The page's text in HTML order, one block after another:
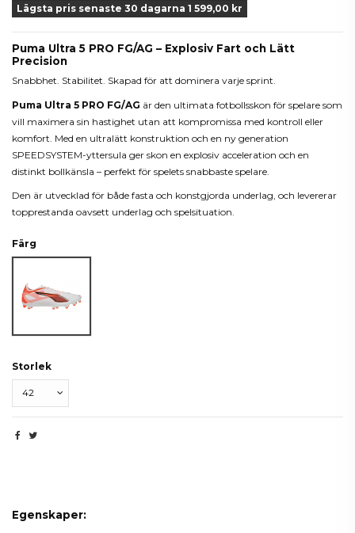
Lägsta pris senaste 30 dagarna 1 599,00 kr
Puma Ultra 5 PRO FG/AG – Explosiv Fart och Lätt
Precision
Snabbhet. Stabilitet. Skapad för att dominera varje sprint.
Puma Ultra 5 PRO FG/AG är den ultimata fotbollsskon för spelare som
vill maximera sin hastighet utan att kompromissa med kontroll eller
komfort. Med en ultralätt konstruktion och en ny generation
SPEEDSYSTEM-yttersula ger skon en explosiv acceleration och en
distinkt bollkänsla – perfekt för spelets snabbaste spelare.
Den är utvecklad för både fasta och konstgjorda underlag, och levererar
topprestanda oavsett underlag och spelsituation.
Färg
Storlek
Egenskaper: